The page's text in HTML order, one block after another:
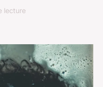
lecture